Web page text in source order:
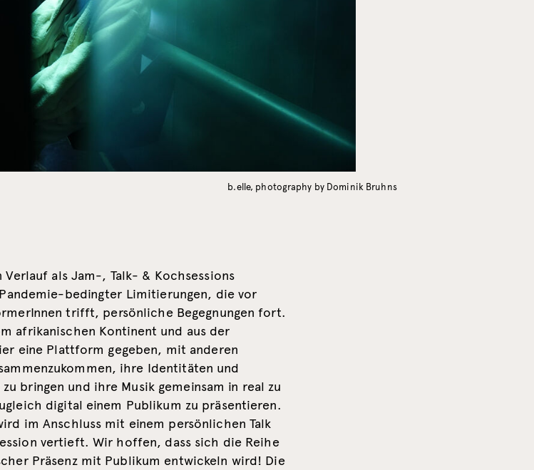
b.elle, photography by Dominik Bruhns
als Jam-, Talk- & Kochsessions
bedingter Limitierungen, die vor
trifft, persönliche Begegnungen fort.
afrikanischen Kontinent und aus der
eine Plattform gegeben, mit anderen
ihre Identitäten und
bringen und ihre Musik gemeinsam in real zu
digital einem Publikum zu präsentieren.
im Anschluss mit einem persönlichen Talk
vertieft. Wir hoffen, dass sich die Reihe
Präsenz mit Publikum entwickeln wird! Die